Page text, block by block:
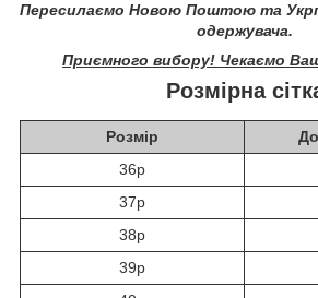
Пересилаємо Новою Поштою та
одержувача.
Приємного вибору! Чекаємо
Розмірна
Розмір
36р
37р
38р
39р